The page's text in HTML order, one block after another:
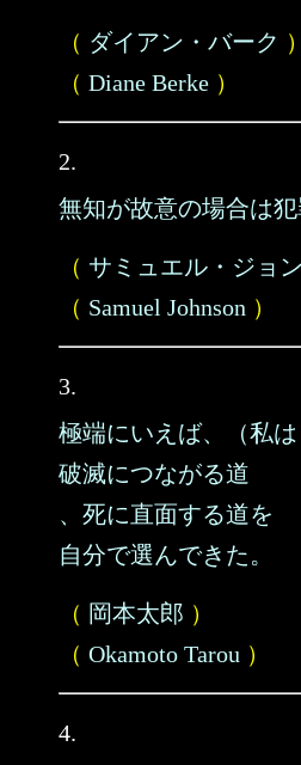
（ ダイアン・バーク ）
（ Diane Berke ）
2.
無知が故意の場合は犯
（ サミュエル・ジョ
（ Samuel Johnson ）
3.
極端にいえば、（私は
破滅につながる道
、死に直面する道を
自分で選んできた。
（ 岡本太郎 ）
（ Okamoto Tarou ）
4.